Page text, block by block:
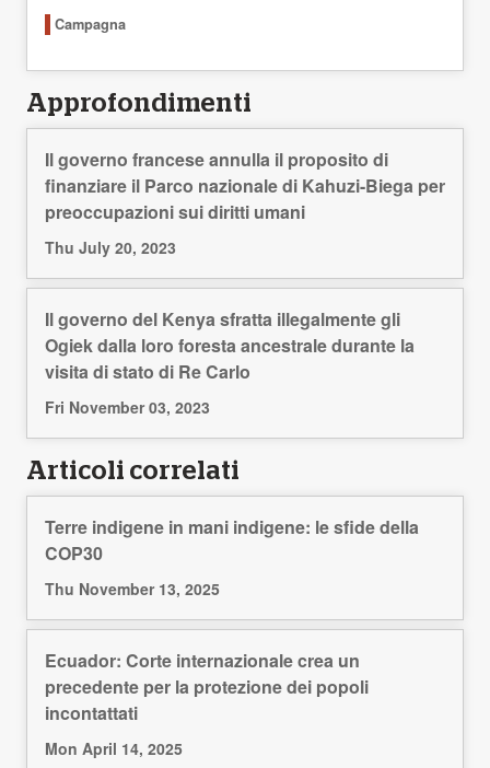
Campagna
Approfondimenti
Il governo francese annulla il proposito di
finanziare il Parco nazionale di Kahuzi-Biega per
preoccupazioni sui diritti umani
Thu July 20, 2023
Il governo del Kenya sfratta illegalmente gli
Ogiek dalla loro foresta ancestrale durante la
visita di stato di Re Carlo
Fri November 03, 2023
Articoli correlati
Terre indigene in mani indigene: le sfide della
COP30
Thu November 13, 2025
Ecuador: Corte internazionale crea un
precedente per la protezione dei popoli
incontattati
Mon April 14, 2025